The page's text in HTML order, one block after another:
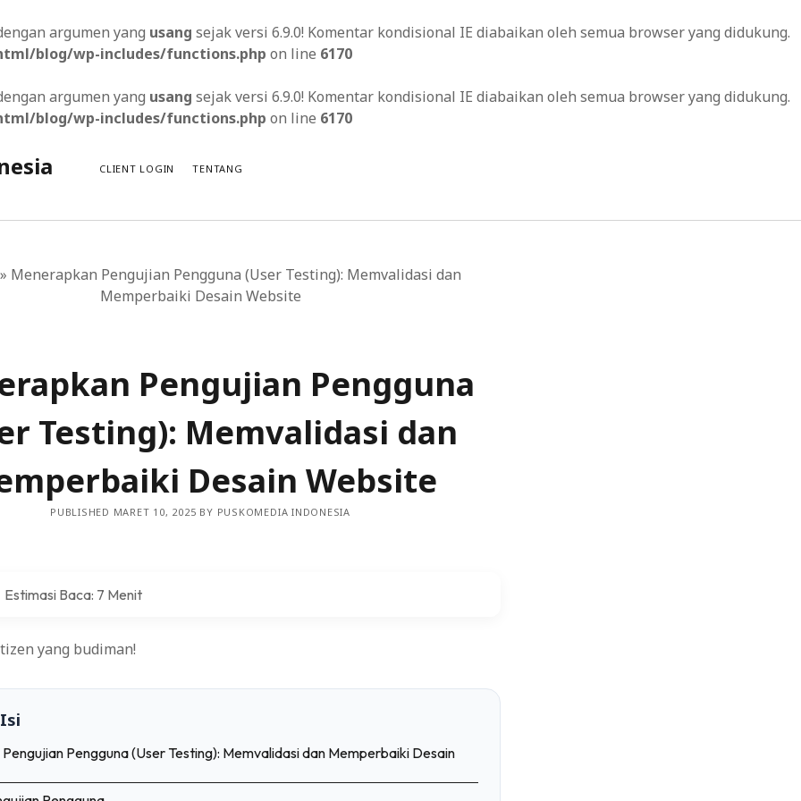
argumen yang usang sejak versi 6.9.0! Komentar kondisional IE diabaikan oleh semua browser yang didukung.
blog/wp-includes/functions.php on line 6170
argumen yang usang sejak versi 6.9.0! Komentar kondisional IE diabaikan oleh semua browser yang didukung.
blog/wp-includes/functions.php on line 6170
CLIENT LOGIN TENTANG
Desain Responsif
dengan Layanan Server Colocation
Analisis Secara Efektif
Terkini yang Mendefinisikan Ulang Interaksi
commerce untuk Menghindari Kekurangan dan Kelebihan Stok
untuk Keamanan dan Perlindungan Data
Informasi yang Diperlukan dari Prospek
Keterbatasan Fisiknya
Praktik Terbaik Keamanan Situs Web
» Menerapkan Pengujian Pengguna (User Testing): Memvalidasi dan
Memperbaiki Desain Website
Pengujian Pengguna
Testing): Memvalidasi dan
Desain Website
PUBLISHED MARET 10, 2025 BY PUSKOMEDIA INDONESIA
Estimasi Baca: 7 Menit
yang budiman!
Pengguna (User Testing): Memvalidasi dan Memperbaiki Desain